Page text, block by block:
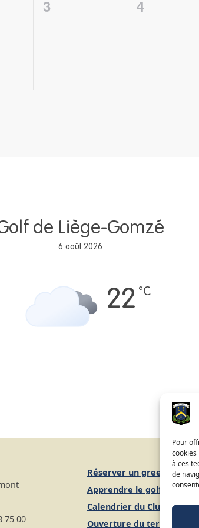
Pour
à ces
de
0
3
0
4
de Liège-Gomzé
6 août 2026
22 °C
75 00
Réserver un green fee
Apprendre le golf
Calendrier du Club
Ouverture du terrain